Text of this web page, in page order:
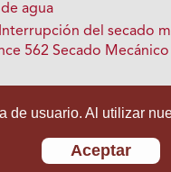
agua
Interrupción del secado
562 Secado Mecánico
de usuario. Al utilizar
Aceptar